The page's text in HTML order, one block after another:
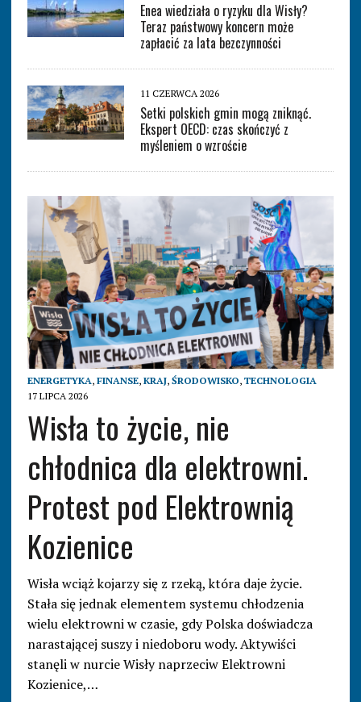
Enea wiedziała o ryzyku dla Wisły?
Teraz państwowy koncern może
zapłacić za lata bezczynności
11 CZERWCA 2026
Setki polskich gmin mogą zniknąć.
Ekspert OECD: czas skończyć z
myśleniem o wzroście
ENERGETYKA, FINANSE, KRAJ, ŚRODOWISKO, TECHNOLOGIA
17 LIPCA 2026
Wisła to życie, nie
chłodnica dla elektrowni.
Protest pod Elektrownią
Kozienice
Wisła wciąż kojarzy się z rzeką, która daje życie.
Stała się jednak elementem systemu chłodzenia
wielu elektrowni w czasie, gdy Polska doświadcza
narastającej suszy i niedoboru wody. Aktywiści
stanęli w nurcie Wisły naprzeciw Elektrowni
Kozienice,…